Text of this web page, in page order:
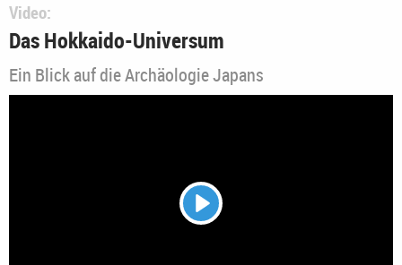
Video:
Das Hokkaido-Universum
Ein Blick auf die Archäologie Japans
Play